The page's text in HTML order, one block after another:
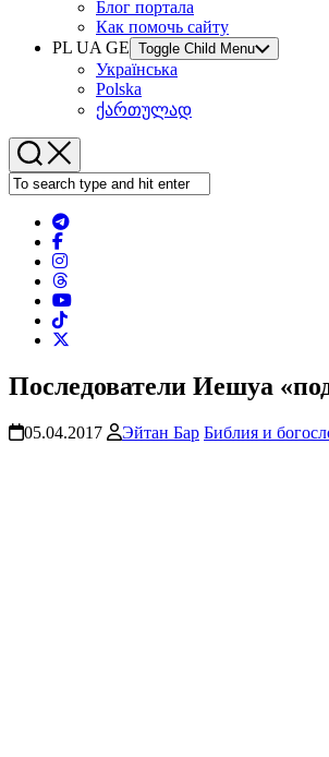
Блог портала
Как помочь сайту
PL UA GE Toggle Child Menu
Українська
Polska
ქართულად
Последователи Иешуа
05.04.2017 Эйтан Бар Библия и